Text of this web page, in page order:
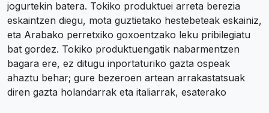
jogurtekin batera. Tokiko produktuei arreta berezia
eskaintzen diegu, mota guztietako hestebeteak eskainiz,
eta Arabako perretxiko goxoentzako leku pribilegiatu
bat gordez. Tokiko produktuengatik nabarmentzen
bagara ere, ez ditugu inportaturiko gazta ospeak
ahaztu behar; gure bezeroen artean arrakastatsuak
diren gazta holandarrak eta italiarrak, esaterako